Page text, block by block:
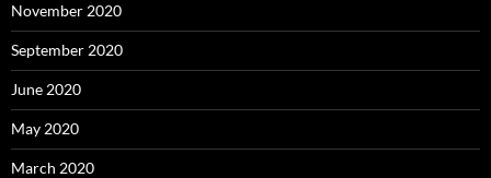
November 2020
September 2020
June 2020
May 2020
March 2020